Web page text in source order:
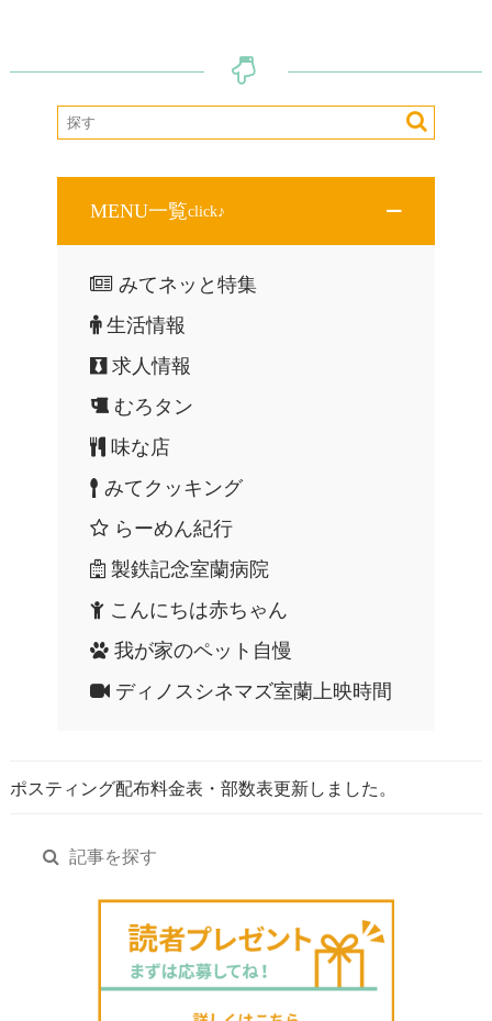
シ
MENU一覧click♪
みてネッと特集
生活情報
求人情報
むろタン
味な店
みてクッキング
らーめん紀行
製鉄記念室蘭病院
こんにちは赤ちゃん
我が家のペット自慢
ディノスシネマズ室蘭上映時間
ポスティング配布料金表・部数表更新しました。
記事を探す